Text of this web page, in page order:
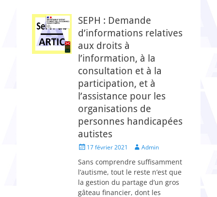
SEPH : Demande
d’informations relatives
aux droits à
l’information, à la
consultation et à la
participation, et à
l’assistance pour les
organisations de
personnes handicapées
autistes
Posted17 février 2021 Author
Admin
Sans comprendre suffisamment
l’autisme, tout le reste n’est que
la gestion du partage d’un gros
gâteau financier, dont les